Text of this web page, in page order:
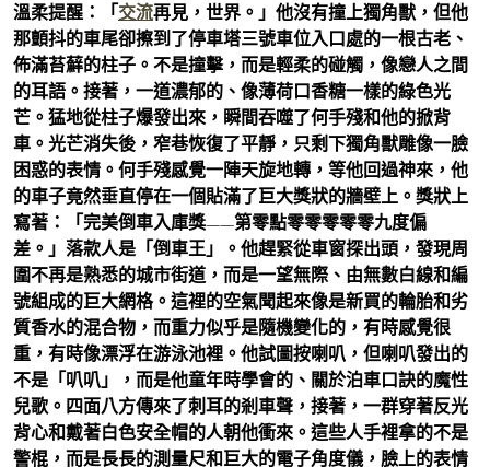
溫柔提醒：「交流再見，世界。」他沒有撞上獨角獸，但他
那顫抖的車尾卻擦到了停車塔三號車位入口處的一根古老、
佈滿苔蘚的柱子。不是撞擊，而是輕柔的碰觸，像戀人之間
的耳語。接著，一道濃郁的、像薄荷口香糖一樣的綠色光
芒。猛地從柱子爆發出來，瞬間吞噬了何手殘和他的掀背
車。光芒消失後，窄巷恢復了平靜，只剩下獨角獸雕像一臉
困惑的表情。何手殘感覺一陣天旋地轉，等他回過神來，他
的車子竟然垂直停在一個貼滿了巨大獎狀的牆壁上。獎狀上
寫著：「完美倒車入庫獎——第零點零零零零零九度偏
差。」落款人是「倒車王」。他趕緊從車窗探出頭，發現周
圍不再是熟悉的城市街道，而是一望無際、由無數白線和編
號組成的巨大網格。這裡的空氣聞起來像是新買的輪胎和劣
質香水的混合物，而重力似乎是隨機變化的，有時感覺很
重，有時像漂浮在游泳池裡。他試圖按喇叭，但喇叭發出的
不是「叭叭」，而是他童年時學會的、關於泊車口訣的魔性
兒歌。四面八方傳來了刺耳的剎車聲，接著，一群穿著反光
背心和戴著白色安全帽的人朝他衝來。這些人手裡拿的不是
警棍，而是長長的測量尺和巨大的電子角度儀，臉上的表情